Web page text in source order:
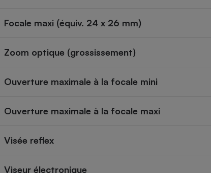
Focale maxi (équiv. 24 x 26 mm)
Zoom optique (grossissement)
Ouverture maximale à la focale mini
Ouverture maximale à la focale maxi
Visée reflex
Viseur électronique